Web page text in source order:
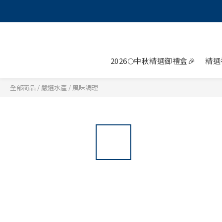
2026🌕中秋精選御禮盒🎉 精
全部商品 / 嚴選水產 / 風味調理